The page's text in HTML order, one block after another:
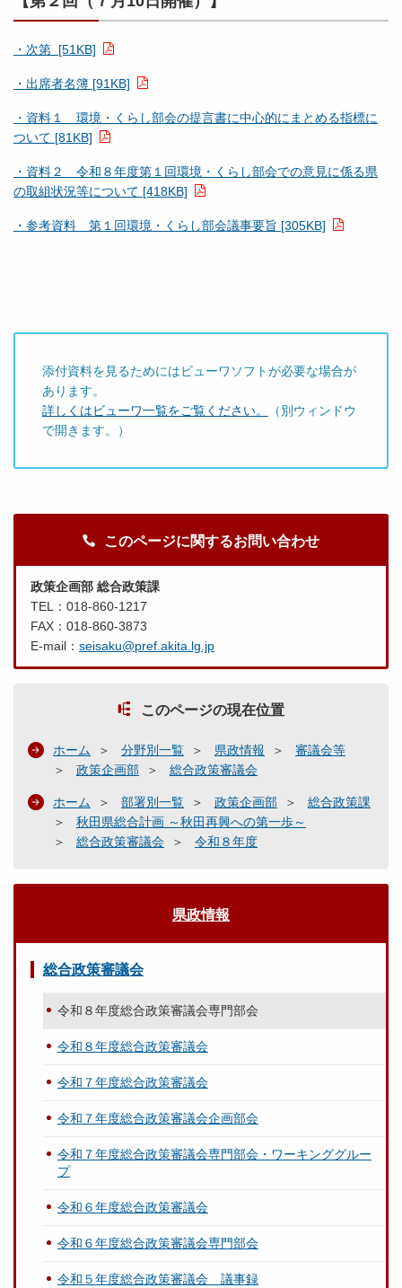
・次第 [51KB]
・出席者名簿 [91KB]
・資料１ 環境・くらし部会の提言書に中心的にまとめる指標に
ついて [81KB]
・資料２ 令和８年度第１回環境・くらし部会での意見に係る県
の取組状況等について [418KB]
・参考資料 第１回環境・くらし部会議事要旨 [305KB]
添付資料を見るためにはビューワソフトが必要な場合が
あります。
詳しくはビューワ一覧をご覧ください。
（別ウィンドウ
で開きます。）
このページに関するお問い合わせ
政策企画部 総合政策課
TEL：018-860-1217
FAX：018-860-3873
E-mail： seisaku@pref.akita.lg.jp
このページの現在位置
ホーム 分野別一覧 県政情報
審議会等
政策企画部
総合政策審議会
ホーム 部署別一覧 政策企画部
総合政策課
秋田県総合計画 ～秋田再興への第一歩～
総合政策審議会
令和８年度
県政情報
総合政策審議会
令和８年度総合政策審議会専門部会
令和８年度総合政策審議会
令和７年度総合政策審議会
令和７年度総合政策審議会企画部会
令和７年度総合政策審議会専門部会・ワーキンググルー
プ
令和６年度総合政策審議会
令和６年度総合政策審議会専門部会
令和５年度総合政策審議会 議事録